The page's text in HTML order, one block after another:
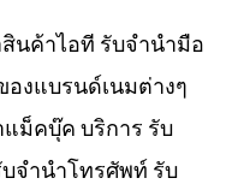
นค้าไอที รับจำนำมือ
งแบรนด์เนมต่างๆ
ม็คบุ๊ค บริการ รับ
จำนำโทรศัพท์ รับ